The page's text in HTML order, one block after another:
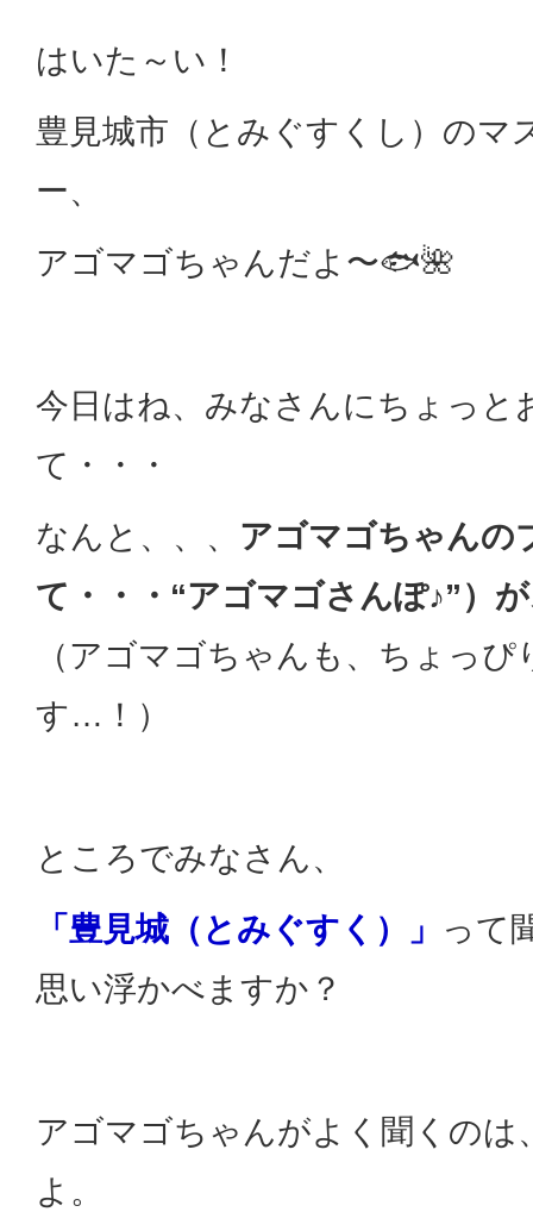
はいた～い！
豊見城市（とみぐすくし）のマ
ー、
アゴマゴちゃんだよ〜🐟🌺
今日はね、みなさんにちょっと
て・・・
なんと、、、 アゴマゴちゃんの
て・・・“アゴマゴさんぽ♪”）
（アゴマゴちゃんも、ちょっ
す…！）
ところでみなさん、
「豊見城（とみぐすく）」
って
思い浮かべますか？
アゴマゴちゃんがよく聞くのは
よ。